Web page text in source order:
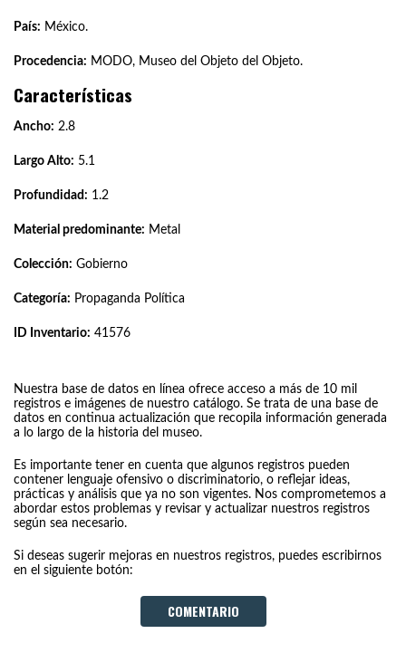
País: México.
Procedencia: MODO, Museo del Objeto del Objeto.
Características
Ancho: 2.8
Largo Alto: 5.1
Profundidad: 1.2
Material predominante: Metal
Colección: Gobierno
Categoría: Propaganda Política
ID Inventario: 41576
Nuestra base de datos en línea ofrece acceso a más de 10 mil
registros e imágenes de nuestro catálogo. Se trata de una base de
datos en continua actualización que recopila información generada
a lo largo de la historia del museo.
Es importante tener en cuenta que algunos registros pueden
contener lenguaje ofensivo o discriminatorio, o reflejar ideas,
prácticas y análisis que ya no son vigentes. Nos comprometemos a
abordar estos problemas y revisar y actualizar nuestros registros
según sea necesario.
Si deseas sugerir mejoras en nuestros registros, puedes escribirnos
en el siguiente botón:
COMENTARIO